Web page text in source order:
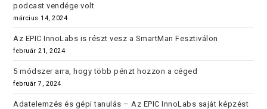
podcast vendége volt
március 14, 2024
Az EPIC InnoLabs is részt vesz a SmartMan Fesztiválon
február 21, 2024
5 módszer arra, hogy több pénzt hozzon a céged
február 7, 2024
Adatelemzés és gépi tanulás – Az EPIC InnoLabs saját képzést